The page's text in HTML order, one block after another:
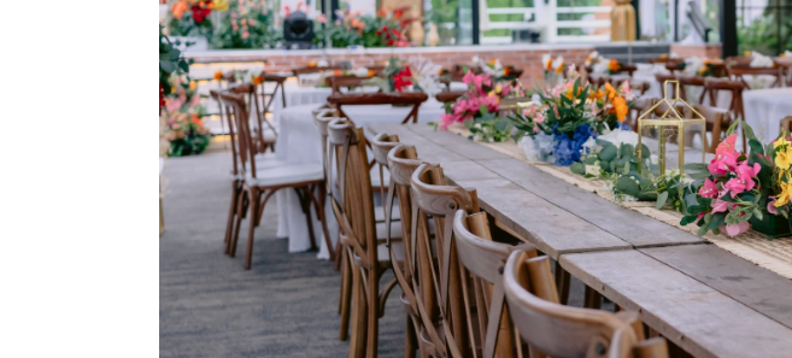
SIJIL – SIJIL
Menu
Packages
Media
Gallery
Facebook